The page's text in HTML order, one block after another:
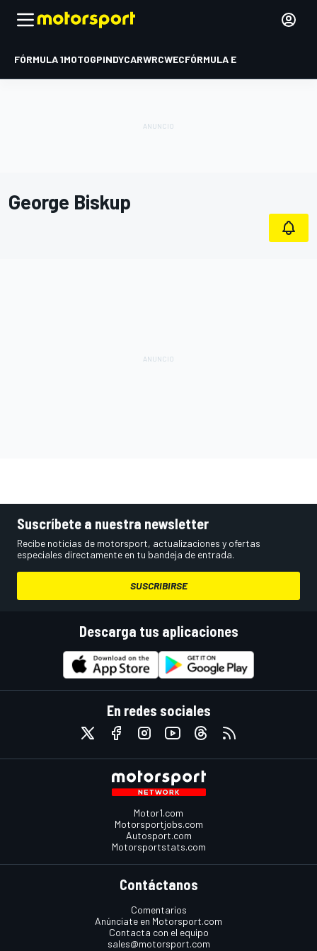
FÓRMULA 1MOTOGPINDYCARWRCWECFÓRMULA E
George Biskup
Suscríbete a nuestra newsletter
Recibe noticias de motorsport, actualizaciones y ofertas
especiales directamente en tu bandeja de entrada.
SUSCRIBIRSE
Descarga tus aplicaciones
En redes sociales
Motor1.com
Motorsportjobs.com
Autosport.com
Motorsportstats.com
Contáctanos
Comentarios
Anúnciate en Motorsport.com
Contacta con el equipo
sales@motorsport.com